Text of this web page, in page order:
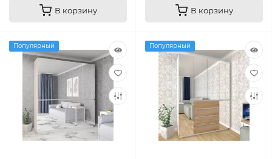
В корзину В корзину
Популярный Популярный